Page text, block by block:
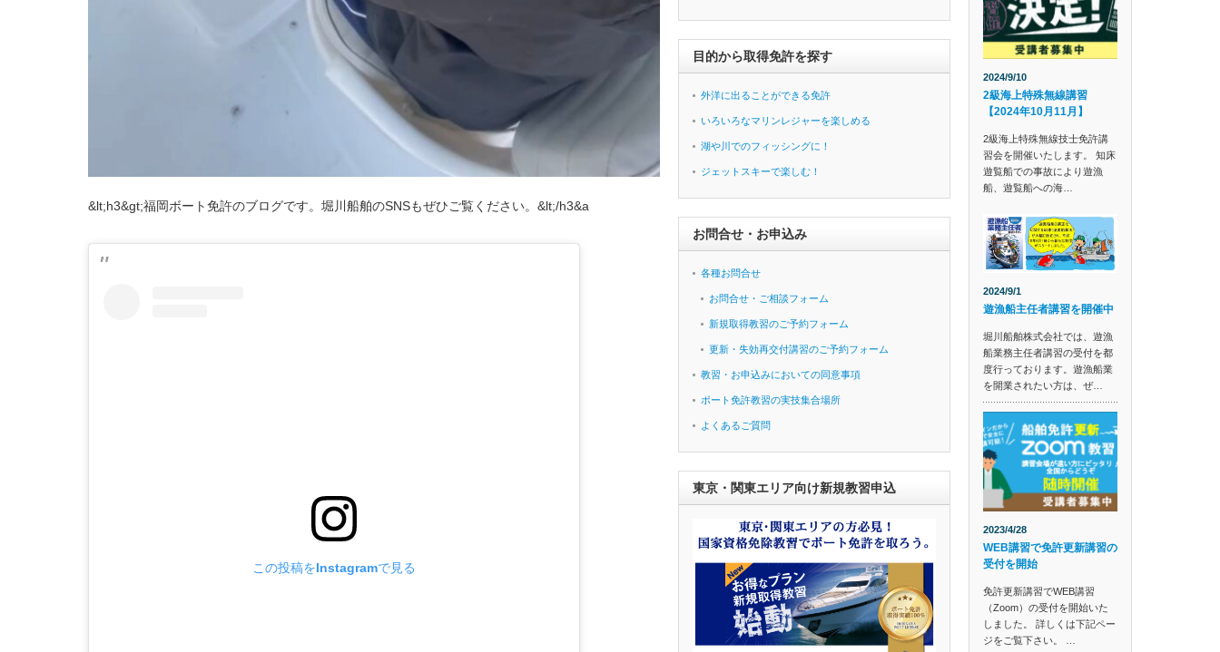
&lt;h3&gt;福岡ボート免許のブログです。堀川船舶のSNSもぜひご覧ください。&lt;/h3&a
この投稿をInstagramで見る
目的から取得免許を探す
外洋に出ることができる免許
いろいろなマリンレジャーを楽しめる
湖や川でのフィッシングに！
ジェットスキーで楽しむ！
お問合せ・お申込み
各種お問合せ
お問合せ・ご相談フォーム
新規取得教習のご予約フォーム
更新・失効再交付講習のご予約フォーム
教習・お申込みにおいての同意事項
ボート免許教習の実技集合場所
よくあるご質問
東京・関東エリア向け新規教習申込
2024/9/10
2級海上特殊無線講習
【2024年10月11月】
2級海上特殊無線技士免許講
習会を開催いたします。 知床
遊覧船での事故により遊漁
船、遊覧船への海…
2024/9/1
遊漁船主任者講習を開催中
堀川船舶株式会社では、遊漁
船業務主任者講習の受付を都
度行っております。遊漁船業
を開業されたい方は、ぜ…
2023/4/28
WEB講習で免許更新講習の
受付を開始
免許更新講習でWEB講習
（Zoom）の受付を開始いた
しました。 詳しくは下記ペー
ジをご覧下さい。 …